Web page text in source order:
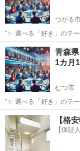
つがる
"✨ 選べる「好き」のテ
楽、ペットなど、好きな
⏰ 1日4回のタイムリー
ト！12:0...
青森 つがる市 そ
青森県 むつ市 （1週
1カ月
むつ市
"✨ 選べる「好き」のテ
楽、ペットなど、好きな
⏰ 1日4回のタイムリー
ト！12:0...
青森 むつ市 その
【格
【保証